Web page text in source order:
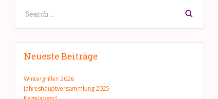
Neueste Beiträge
Wintergrillen 2026
Jahreshauptversammlung 2025